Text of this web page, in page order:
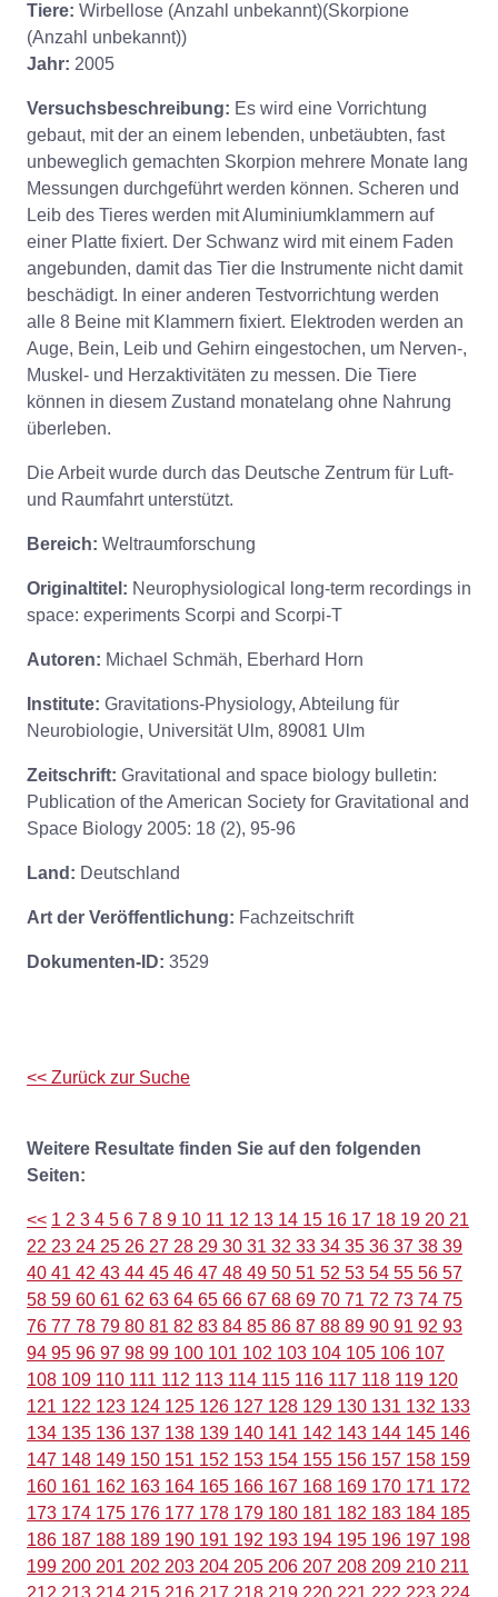
Tiere: Wirbellose (Anzahl unbekannt)(Skorpione
(Anzahl unbekannt))
Jahr: 2005
Versuchsbeschreibung: Es wird eine Vorrichtung
gebaut, mit der an einem lebenden, unbetäubten, fast
unbeweglich gemachten Skorpion mehrere Monate lang
Messungen durchgeführt werden können. Scheren und
Leib des Tieres werden mit Aluminiumklammern auf
einer Platte fixiert. Der Schwanz wird mit einem Faden
angebunden, damit das Tier die Instrumente nicht damit
beschädigt. In einer anderen Testvorrichtung werden
alle 8 Beine mit Klammern fixiert. Elektroden werden an
Auge, Bein, Leib und Gehirn eingestochen, um Nerven-,
Muskel- und Herzaktivitäten zu messen. Die Tiere
können in diesem Zustand monatelang ohne Nahrung
überleben.
Die Arbeit wurde durch das Deutsche Zentrum für Luft-
und Raumfahrt unterstützt.
Bereich: Weltraumforschung
Originaltitel: Neurophysiological long-term recordings in
space: experiments Scorpi and Scorpi-T
Autoren: Michael Schmäh, Eberhard Horn
Institute: Gravitations-Physiology, Abteilung für
Neurobiologie, Universität Ulm, 89081 Ulm
Zeitschrift: Gravitational and space biology bulletin:
Publication of the American Society for Gravitational and
Space Biology 2005: 18 (2), 95-96
Land: Deutschland
Art der Veröffentlichung: Fachzeitschrift
Dokumenten-ID: 3529
<< Zurück zur Suche
Weitere Resultate finden Sie auf den folgenden
Seiten:
<< 1 2 3 4 5 6 7 8 9 10 11 12 13 14 15 16 17 18 19 20 21
22 23 24 25 26 27 28 29 30 31 32 33 34 35 36 37 38 39
40 41 42 43 44 45 46 47 48 49 50 51 52 53 54 55 56 57
58 59 60 61 62 63 64 65 66 67 68 69 70 71 72 73 74 75
76 77 78 79 80 81 82 83 84 85 86 87 88 89 90 91 92 93
94 95 96 97 98 99 100 101 102 103 104 105 106 107
108 109 110 111 112 113 114 115 116 117 118 119 120
121 122 123 124 125 126 127 128 129 130 131 132 133
134 135 136 137 138 139 140 141 142 143 144 145 146
147 148 149 150 151 152 153 154 155 156 157 158 159
160 161 162 163 164 165 166 167 168 169 170 171 172
173 174 175 176 177 178 179 180 181 182 183 184 185
186 187 188 189 190 191 192 193 194 195 196 197 198
199 200 201 202 203 204 205 206 207 208 209 210 211